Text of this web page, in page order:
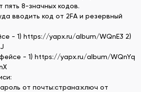
пять 8-значных кодов.
вводить код от 2FA и резервный
- 1) https://yapx.ru/album/WQnE3 2)
- 1) https://yapx.ru/album/WQnYq
от почты:страна:ключ от